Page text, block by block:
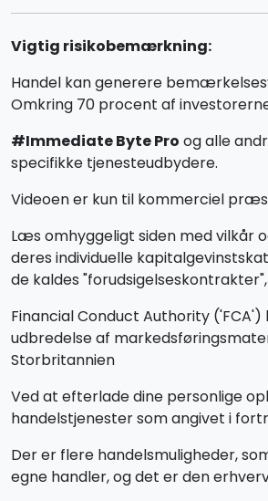
Vigtig risikobemærkning:
Handel kan generere
Omkring 70 procent af
#Immediate Byte Pro og alle
specifikke tjenesteudbydere.
Videoen er kun til kommerciel
Læs omhyggeligt siden med vilkår
deres individuelle
de kaldes
Financial Conduct Authority
udbredelse af
Storbritannien
Ved at efterlade dine personlige
handelstjenester som angivet i
Der er flere handelsmuligheder,
egne handler, og det er den